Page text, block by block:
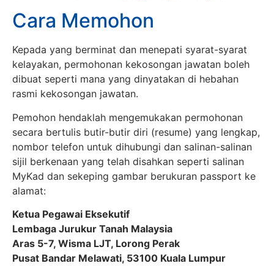
Cara Memohon
Kepada yang berminat dan menepati syarat-syarat
kelayakan, permohonan kekosongan jawatan boleh
dibuat seperti mana yang dinyatakan di hebahan
rasmi kekosongan jawatan.
Pemohon hendaklah mengemukakan permohonan
secara bertulis butir-butir diri (resume) yang lengkap,
nombor telefon untuk dihubungi dan salinan-salinan
sijil berkenaan yang telah disahkan seperti salinan
MyKad dan sekeping gambar berukuran passport ke
alamat:
Ketua Pegawai Eksekutif
Lembaga Jurukur Tanah Malaysia
Aras 5-7, Wisma LJT, Lorong Perak
Pusat Bandar Melawati, 53100 Kuala Lumpur